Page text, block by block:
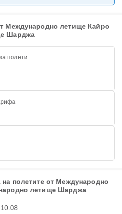
Международно летище Кайро
Шарджа
полети
на полетите от Международно
летище Шарджа